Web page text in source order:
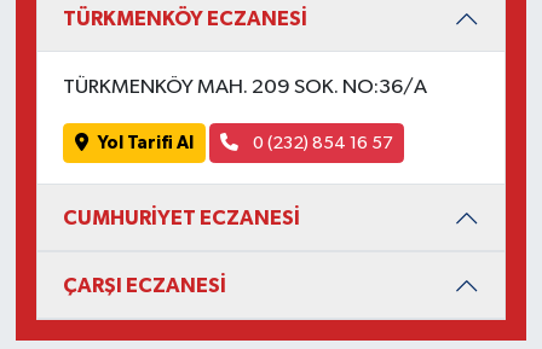
TÜRKMENKÖY ECZANESİ
TÜRKMENKÖY MAH. 209 SOK. NO:36/A
Yol Tarifi Al 0 (232) 854 16 57
CUMHURİYET ECZANESİ
ÇARŞI ECZANESİ